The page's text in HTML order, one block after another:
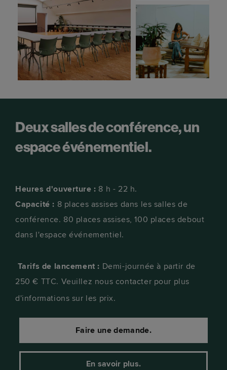
Deux salles de conférence, un
espace événementiel.
Heures d'ouverture : 8 h - 22 h.
Capacité : 8 places assises dans les salles de
conférence. 80 places assises, 100 places debout
dans l'espace événementiel.
Tarifs de lancement : Demi-journée à partir de
250 € TTC. Veuillez nous contacter pour plus
d'informations sur les prix.
Faire une demande.
En savoir plus.